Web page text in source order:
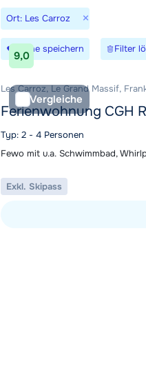
Ort: Les Carroz ×
Suche speichern Filter
9,0
Vergleiche
Les Carroz, Le Grand Massif,
Ferienwohnung CGH
Typ: 2 - 4 Personen
Fewo mit u.a. Schwimmbad,
Exkl. Skipass